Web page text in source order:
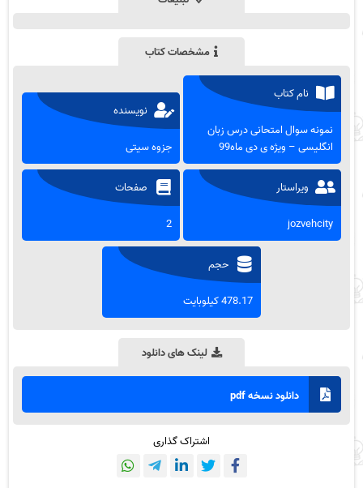
مشخصات کتاب
نام کتاب
نمونه سوال امتحانی درس زبان
انگلیسی – ویژه ی دی ماه99
نویسنده
جزوه سیتی
ویراستار
jozvehcity
صفحات
2
حجم
478.17 کیلوبایت
لینک های دانلود
دانلود نسخه pdf
اشتراک گذاری